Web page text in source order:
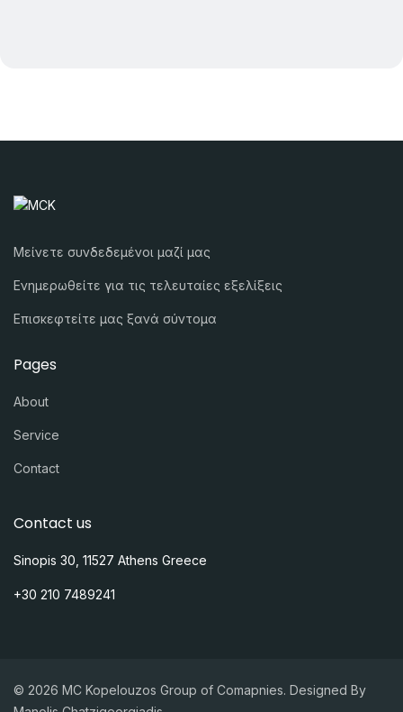
Μείνετε συνδεδεμένοι μαζί μας
Ενημερωθείτε για τις τελευταίες εξελίξεις
Επισκεφτείτε μας ξανά σύντομα
Pages
About
Service
Contact
Contact us
Sinopis 30, 11527 Athens Greece
+30 210 7489241
© 2026 MC Kopelouzos Group of Comapnies. Designed By